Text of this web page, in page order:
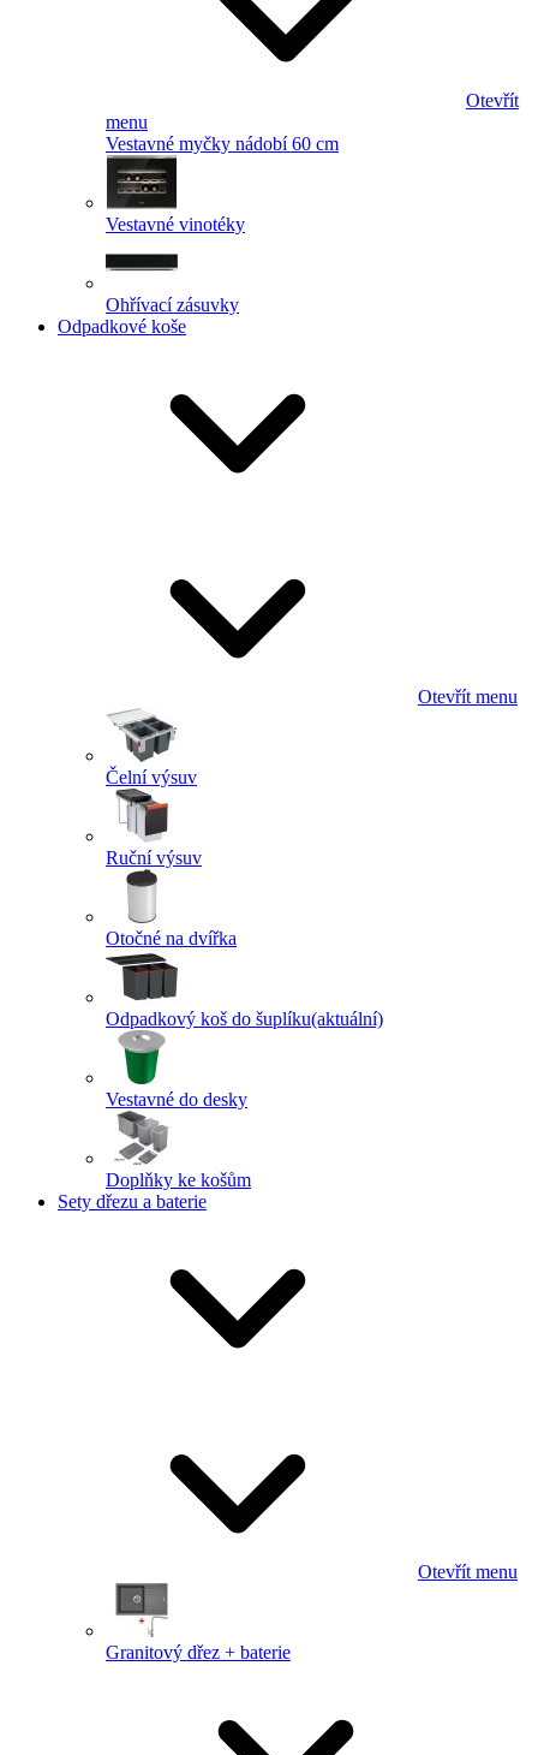
Otevřít
menu
Vestavné myčky nádobí 60 cm
Vestavné vinotéky
Ohřívací zásuvky
Odpadkové koše
Otevřít menu
Čelní výsuv
Ruční výsuv
Otočné na dvířka
Odpadkový koš do šuplíku(aktuální)
Vestavné do desky
Doplňky ke košům
Sety dřezu a baterie
Otevřít menu
Granitový dřez + baterie